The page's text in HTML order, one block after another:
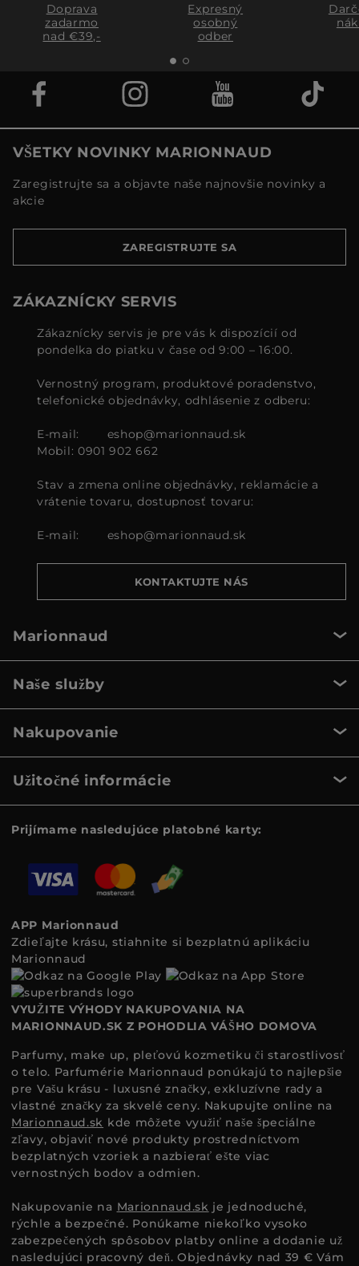
Doprava
zadarmo
nad €39,-
Expresný
osobný
odber
VŠETKY NOVINKY MARIONNAUD
Zaregistrujte sa a objavte naše najnovšie novinky a
akcie
ZAREGISTRUJTE SA
ZÁKAZNÍCKY SERVIS
Zákaznícky servis je pre vás k dispozícií od
pondelka do piatku v čase od 9:00 – 16:00.
Vernostný program, produktové poradenstvo,
telefonické objednávky, odhlásenie z odberu:
E-mail:
eshop@marionnaud.sk
Mobil: 0901 902 662
Stav a zmena online objednávky, reklamácie a
vrátenie tovaru, dostupnosť tovaru:
E-mail: eshop@marionnaud.sk
KONTAKTUJTE NÁS
Marionnaud
Naše služby
Nakupovanie
Užitočné informácie
Prijímame nasledujúce platobné karty:
APP Marionnaud
Zdieľajte krásu, stiahnite si bezplatnú aplikáciu
Marionnaud
VYUŽITE VÝHODY NAKUPOVANIA NA
MARIONNAUD.SK Z POHODLIA VÁŠHO DOMOVA
Parfumy, make up, pleťovú kozmetiku či starostlivosť
o telo. Parfumérie Marionnaud ponúkajú to najlepšie
pre Vašu krásu - luxusné značky, exkluzívne rady a
vlastné značky za skvelé ceny. Nakupujte online na
Marionnaud.sk kde môžete využiť naše špeciálne
zľavy, objaviť nové produkty prostredníctvom
bezplatných vzoriek a nazbierať ešte viac
vernostných bodov a odmien.
Nakupovanie na Marionnaud.sk je jednoduché,
rýchle a bezpečné. Ponúkame niekoľko vysoko
zabezpečených spôsobov platby online a dodanie už
nasledujúci pracovný deň. Objednávky nad 39 € Vám